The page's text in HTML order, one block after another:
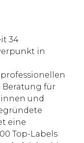
34
in
Beratung für
und
eine
Top-Labels